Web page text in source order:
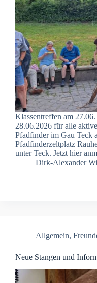
Klassentreffen am
28.06.2026 für alle
Pfadfinder im Gau Teck
Pfadfinderzeltplatz
unter Teck. Jetzt hier
Dirk-Alexander
Allgemein,
Neue Stangen und